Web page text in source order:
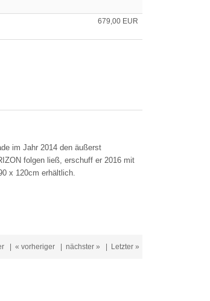
679,00 EUR
im Jahr 2014 den äußerst
folgen ließ, erschuff er 2016 mit
x 120cm erhältlich.
« vorheriger nächster » Letzter »